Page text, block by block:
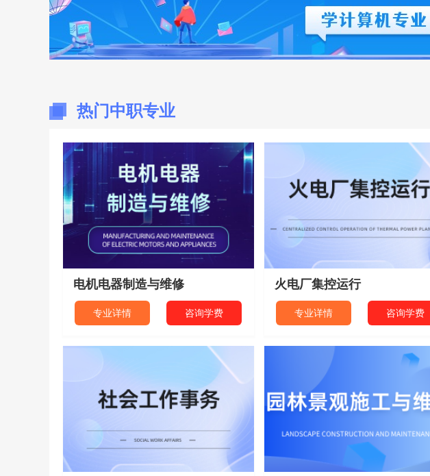
热门中职专业
电机电器制造与维修
专业详情 咨询学费
火电厂集控运行
专业详情 咨询学费